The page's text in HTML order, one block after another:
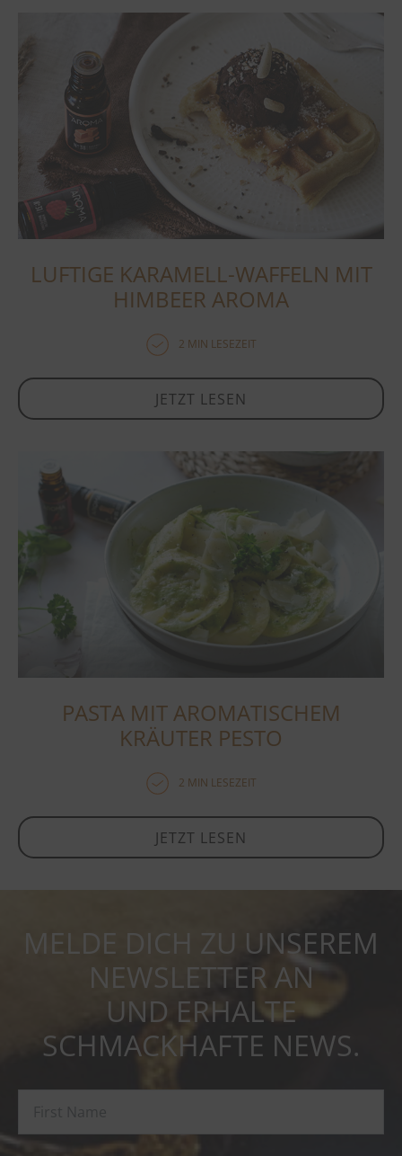
LUFTIGE KARAMELL-WAFFELN MIT
HIMBEER AROMA
2 MIN LESEZEIT
JETZT LESEN
PASTA MIT AROMATISCHEM
KRÄUTER PESTO
2 MIN LESEZEIT
JETZT LESEN
MELDE DICH ZU UNSEREM
NEWSLETTER AN
UND ERHALTE
SCHMACKHAFTE NEWS.